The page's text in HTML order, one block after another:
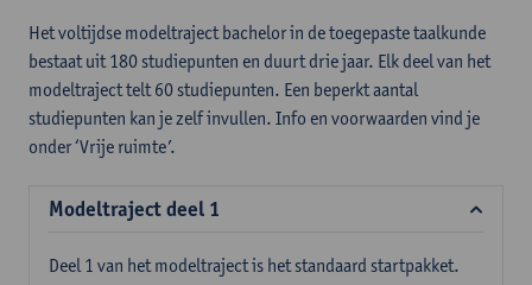
Het voltijdse modeltraject bachelor in de toegepaste taalkunde
bestaat uit 180 studiepunten en duurt drie jaar. Elk deel van het
modeltraject telt 60 studiepunten. Een beperkt aantal
studiepunten kan je zelf invullen. Info en voorwaarden vind je
onder ‘Vrije ruimte’.
Modeltraject deel 1
Deel 1 van het modeltraject is het standaard startpakket.